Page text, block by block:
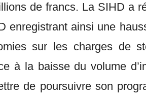
de francs. La SIHD a
enregistrant ainsi une
sur les charges de
à la baisse du volume
de poursuivre son